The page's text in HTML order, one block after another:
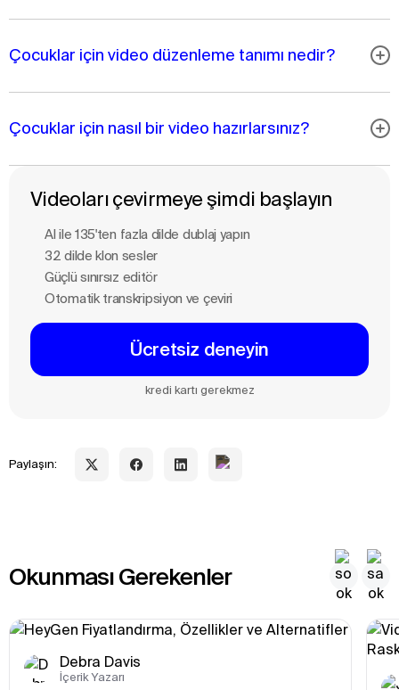
Çocuklar için video düzenleme tanımı nedir?
Çocuklar için nasıl bir video hazırlarsınız?
Videoları çevirmeye şimdi başlayın
Al ile 135'ten fazla dilde dublaj yapın
32 dilde klon sesler
Güçlü sınırsız editör
Otomatik transkripsiyon ve çeviri
Ücretsiz deneyin
kredi kartı gerekmez
Paylaşın:
Okunması Gerekenler
Debra Davis
İçerik Yazarı